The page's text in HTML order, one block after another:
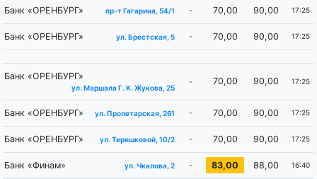
Банк «ОРЕНБУРГ» пр-т Гагарина, 54/1 - 70,00 90,00 17:25
Банк «ОРЕНБУРГ» ул. Брестская, 5 - 70,00 90,00 17:25
Банк «ОРЕНБУРГ»
ул. Маршала Г. K. Жукова, 25
- 70,00 90,00 17:25
Банк «ОРЕНБУРГ» ул. Пролетарская, 261 - 70,00 90,00 17:25
Банк «ОРЕНБУРГ» ул. Терешковой, 10/2 - 70,00 90,00 17:25
Банк «Финам» ул. Чкалова, 2 - 83,00 88,00 16:40